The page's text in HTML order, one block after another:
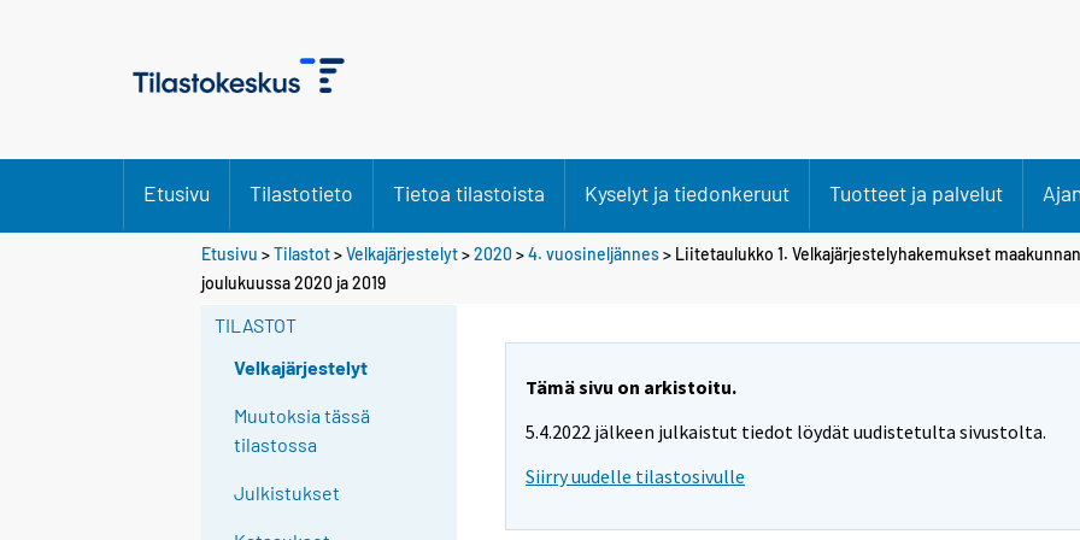
Etusivu Tilastotieto Tietoa tilastoista Kyselyt ja tiedonkeruut Tuotteet ja palvelut
Etusivu >Tilastot>Velkajärjestelyt>2020 >4. vuosineljännes> Liitetaulukko 1. Velkajärjestelyhakemukset
joulukuussa 2020 ja 2019
TILASTOT
Velkajärjestelyt
Muutoksia tässä
tilastossa
Julkistukset
Tämä sivu on arkistoitu.
5.4.2022 jälkeen julkaistut tiedot löydät uudistetulta sivustolta.
Siirry uudelle tilastosivulle